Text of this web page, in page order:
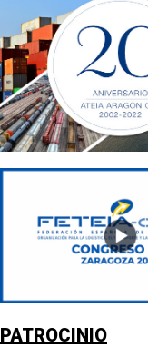
PATROCINIO